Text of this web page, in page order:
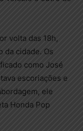
volta das 18h,
da cidade. Os
como José
escoriações e
ele
Honda Pop